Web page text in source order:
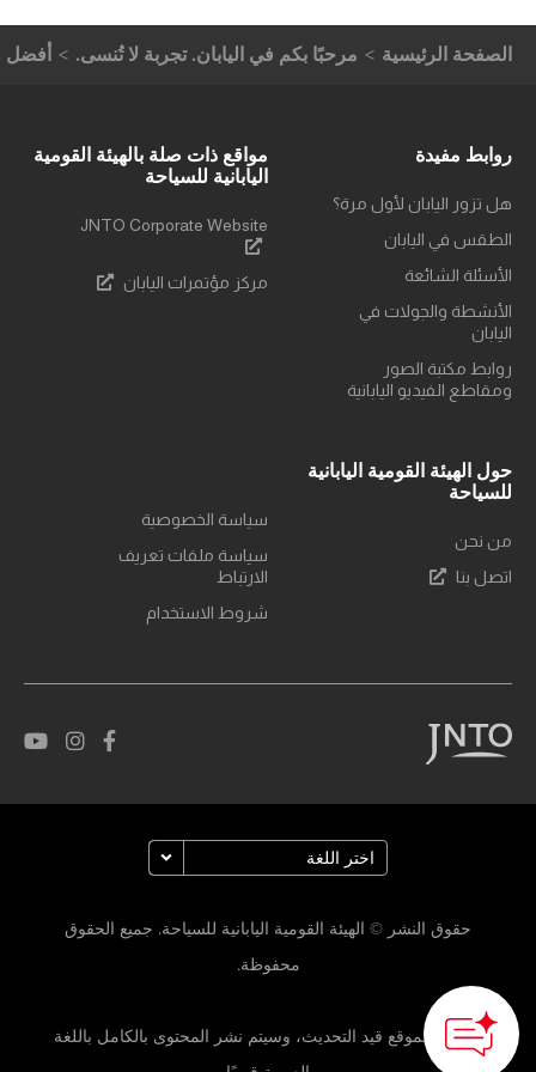
الصفحة الرئيسية مرحبًا بكم في اليابان. تجربة لا تُنسى. أفضل
روابط مفيدة
هل تزور اليابان لأول مرة؟
الطقس في اليابان
الأسئلة الشائعة
الأنشطة والجولات في
اليابان
روابط مكتبة الصور
ومقاطع الفيديو اليابانية
مواقع ذات صلة بالهيئة القومية
اليابانية للسياحة
JNTO Corporate Website
مركز مؤتمرات اليابان
حول الهيئة القومية اليابانية
للسياحة
من نحن
اتصل بنا
سياسة الخصوصية
سياسة ملفات تعريف
الارتباط
شروط الاستخدام
حقوق النشر © الهيئة القومية اليابانية للسياحة. جميع الحقوق
محفوظة.
لا يزال الموقع قيد التحديث، وسيتم نشر المحتوى بالكامل باللغة